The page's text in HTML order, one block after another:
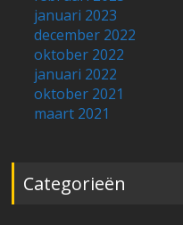
januari 2023
december 2022
oktober 2022
januari 2022
oktober 2021
maart 2021
Categorieën